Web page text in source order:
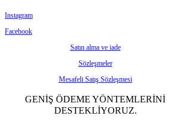
Instagram
Facebook
Satın alma ve iade
Sözleşmeler
Mesafeli Satış Sözleşmesi
GENİŞ ÖDEME YÖNTEMLERİNİ
DESTEKLİYORUZ.